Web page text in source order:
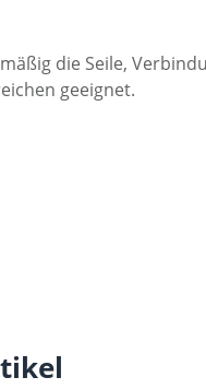
die Seile,
geeignet.